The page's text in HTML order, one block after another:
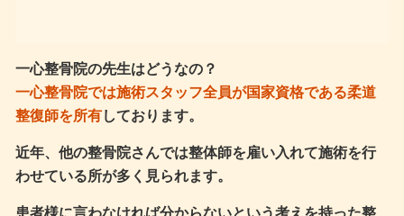
一心整骨院の先生はどうなの？
一心整骨院では施術スタッフ全員が国家資格である柔道
整復師を所有しております。
近年、他の整骨院さんでは整体師を雇い入れて施術を行
わせている所が多く見られます。
患者様に言わなければ分からないという考えを持った整